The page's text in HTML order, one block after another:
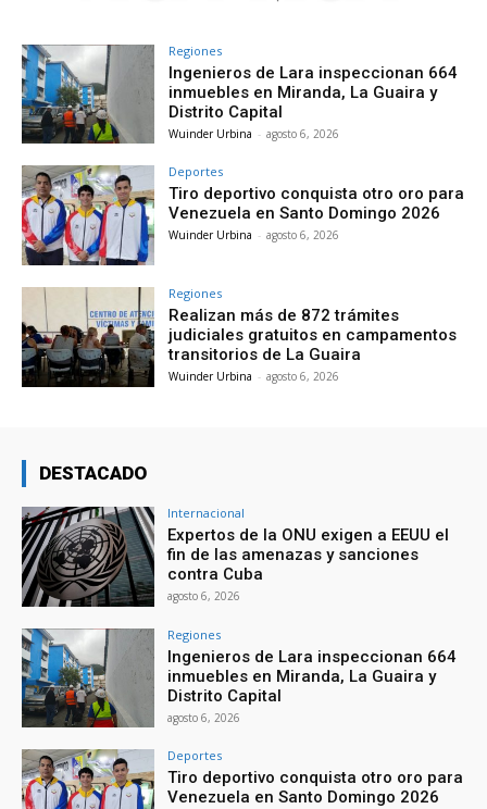
Regiones
Ingenieros de Lara inspeccionan 664
inmuebles en Miranda, La Guaira y
Distrito Capital
Wuinder Urbina - agosto 6, 2026
Deportes
Tiro deportivo conquista otro oro para
Venezuela en Santo Domingo 2026
Wuinder Urbina - agosto 6, 2026
Regiones
Realizan más de 872 trámites
judiciales gratuitos en campamentos
transitorios de La Guaira
Wuinder Urbina - agosto 6, 2026
DESTACADO
Internacional
Expertos de la ONU exigen a EEUU el
fin de las amenazas y sanciones
contra Cuba
agosto 6, 2026
Regiones
Ingenieros de Lara inspeccionan 664
inmuebles en Miranda, La Guaira y
Distrito Capital
agosto 6, 2026
Deportes
Tiro deportivo conquista otro oro para
Venezuela en Santo Domingo 2026